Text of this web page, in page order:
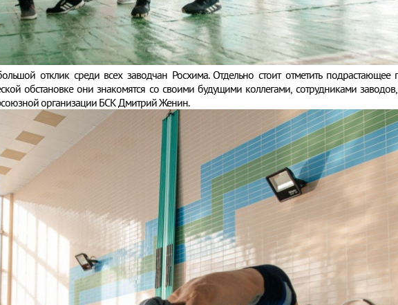
отклик среди всех заводчан Росхима. Отдельно стоит отметить подрастающее
обстановке они знакомятся со своими будущими коллегами, сотрудниками
организации БСК Дмитрий Женин.